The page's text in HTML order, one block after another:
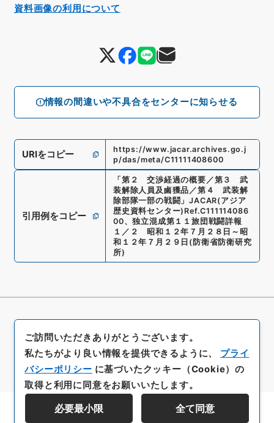
情報の間違いや不具合をセンターに知らせる
URIをコピー
https://www.jacar.archives.go.j
p/das/meta/C11111408600
引用例をコピー
「 第２ 交渉経過の概要／第３ 武
装解除人員及鹵獲品／第４ 武装解
除部隊一部の戦闘 」JACAR(アジア
歴史資料センター) Ref.C111114086
00、独立混成第１１旅団戦闘詳報
１／２ 昭和１２年７月２８日～昭
和１２年７月２９日 ( 防衛省防衛研究
所)
資料画像の利用について
ご訪問いただきありがとうございます。
私たちがより良い情報を提供できるように、 プライ
バシーポリシー に基づいたクッキー（Cookie）の
取得と利用に同意をお願いいたします。
必要最小限 全て同意